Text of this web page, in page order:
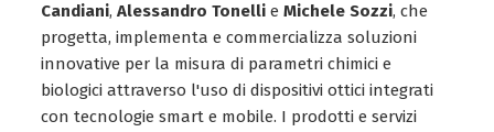
Candiani,Alessandro TonellieMichele Sozzi, che
progetta, implementa e commercializza soluzioni
innovative per la misura di parametri chimici e
biologici attraverso l'uso di dispositivi ottici integrati
con tecnologie smart e mobile. I prodotti e servizi